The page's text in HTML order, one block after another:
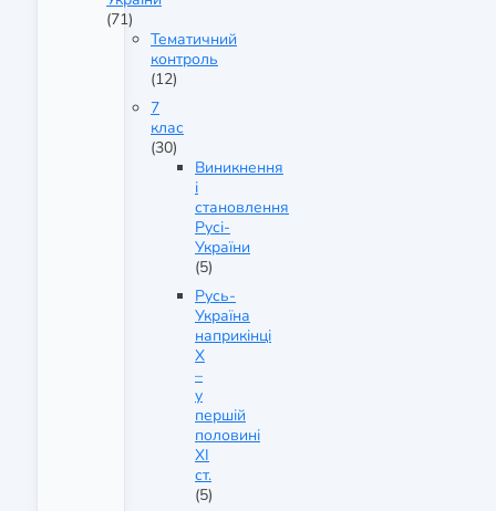
(71)
Тематичний
контроль
(12)
7
клас
(30)
Виникнення
і
становлення
Русі-
України
(5)
Русь-
Україна
наприкінці
X
–
у
першій
половині
XI
ст.
(5)